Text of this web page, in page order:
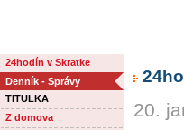
24hodín v Skratke
Denník - Správy
TITULKA
Z domova
20.